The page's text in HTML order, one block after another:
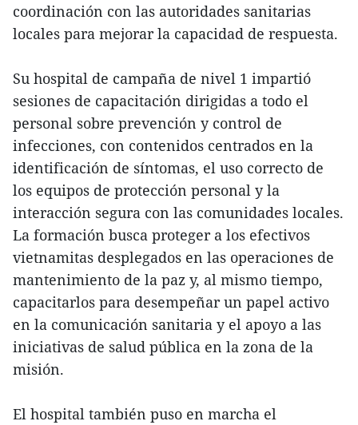
coordinación con las autoridades sanitarias
locales para mejorar la capacidad de respuesta.
Su hospital de campaña de nivel 1 impartió
sesiones de capacitación dirigidas a todo el
personal sobre prevención y control de
infecciones, con contenidos centrados en la
identificación de síntomas, el uso correcto de
los equipos de protección personal y la
interacción segura con las comunidades locales.
La formación busca proteger a los efectivos
vietnamitas desplegados en las operaciones de
mantenimiento de la paz y, al mismo tiempo,
capacitarlos para desempeñar un papel activo
en la comunicación sanitaria y el apoyo a las
iniciativas de salud pública en la zona de la
misión.
El hospital también puso en marcha el